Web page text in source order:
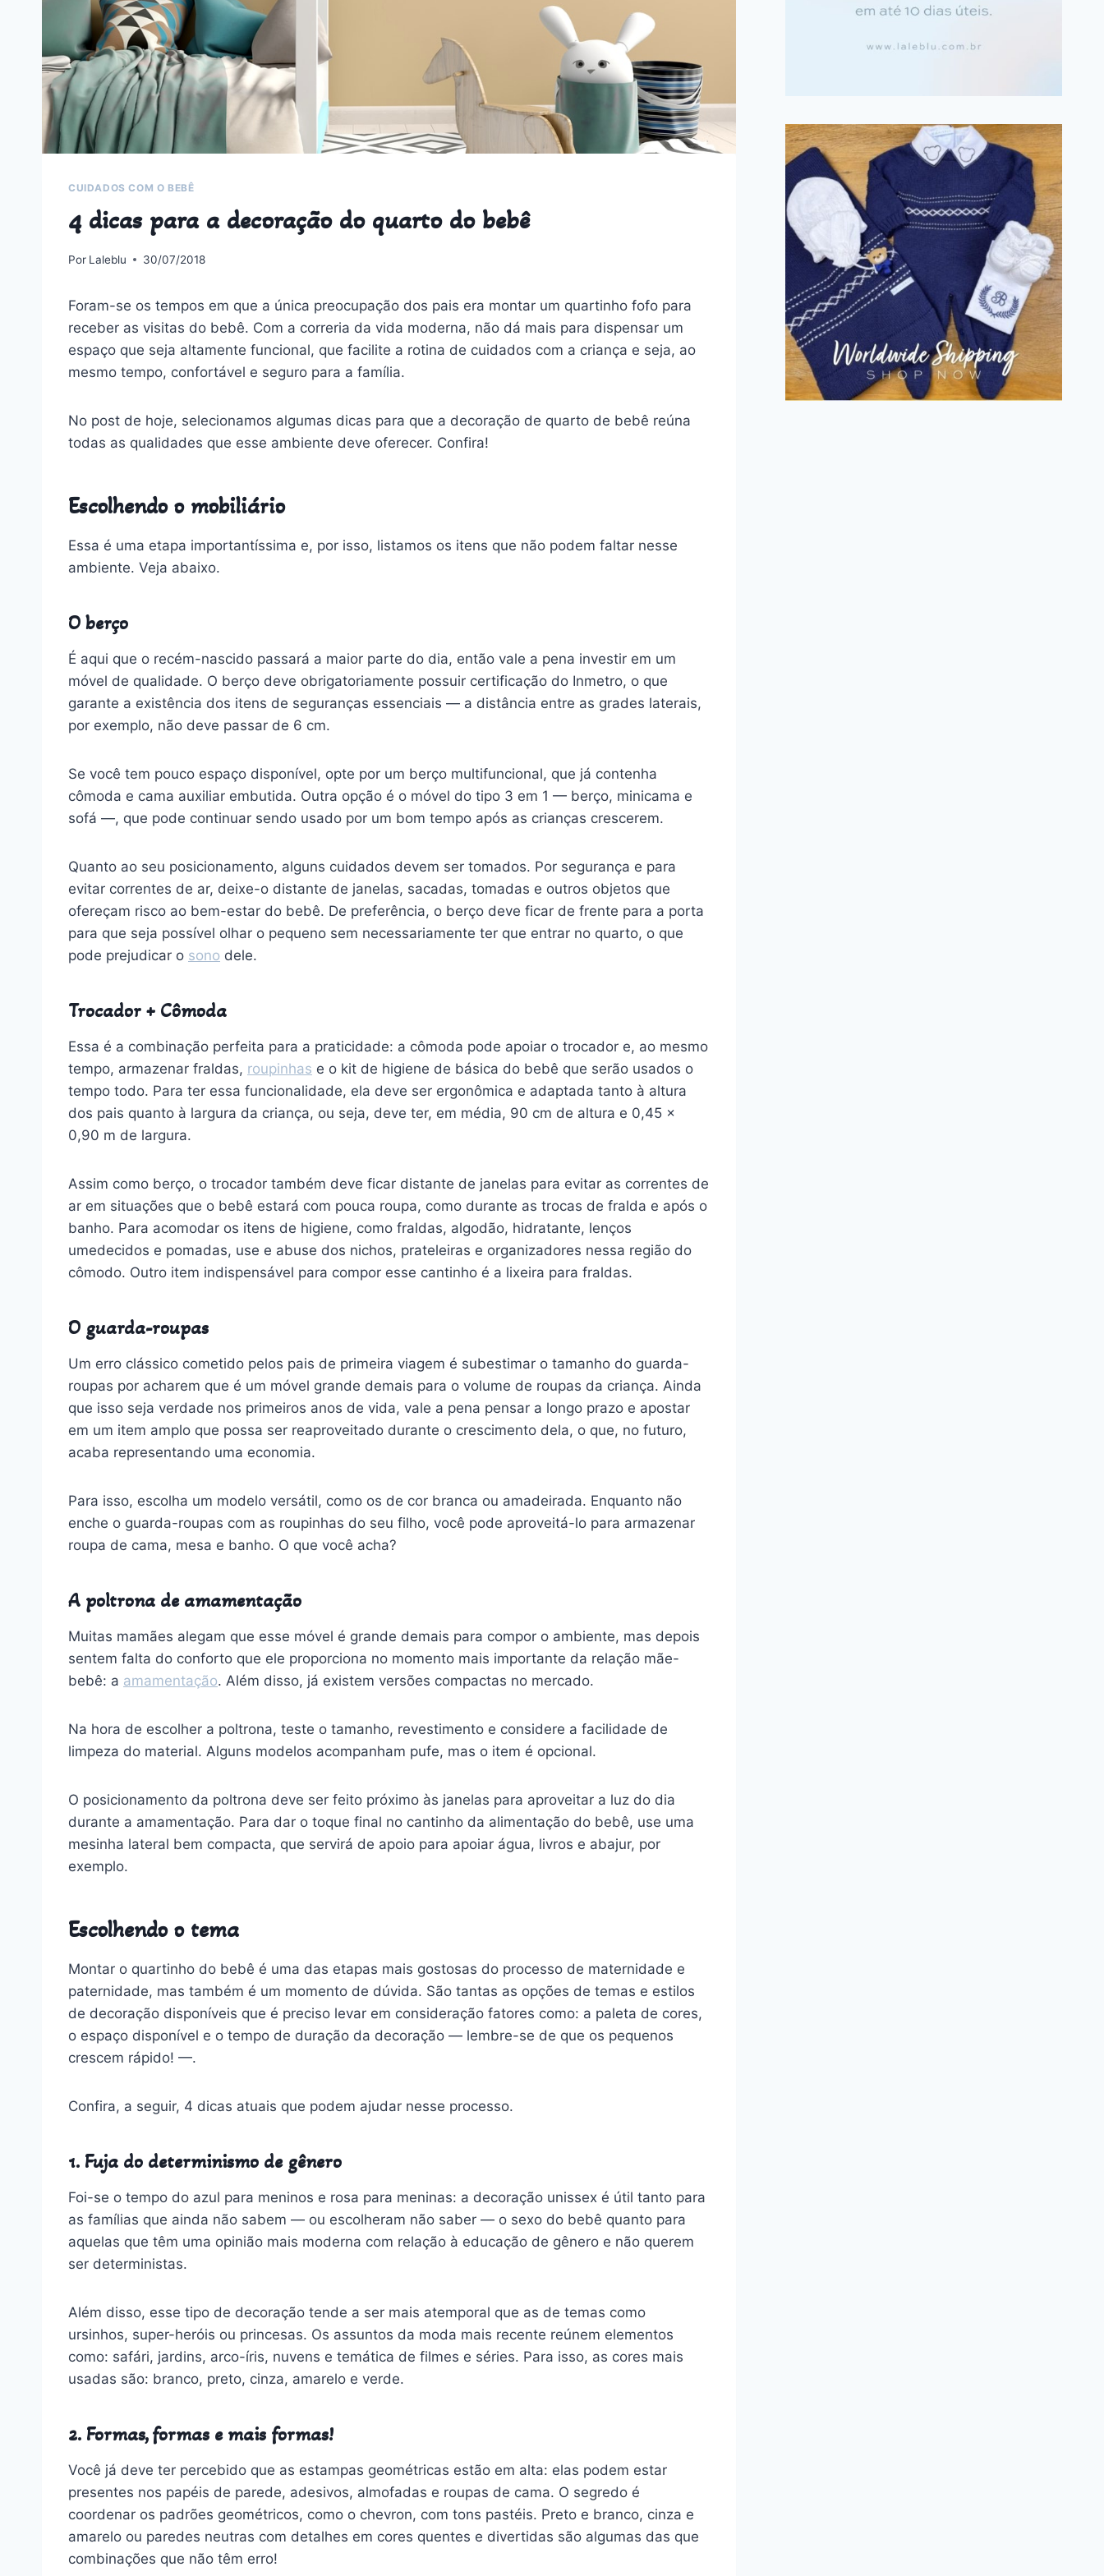
CUIDADOS COM O BEBÊ
4 dicas para a decoração do quarto do bebê
Por Laleblu 30/07/2018
Foram-se os tempos em que a única preocupação dos pais era montar um quartinho fofo para
receber as visitas do bebê. Com a correria da vida moderna, não dá mais para dispensar um
espaço que seja altamente funcional, que facilite a rotina de cuidados com a criança e seja, ao
mesmo tempo, confortável e seguro para a família.
No post de hoje, selecionamos algumas dicas para que a decoração de quarto de bebê reúna
todas as qualidades que esse ambiente deve oferecer. Confira!
Escolhendo o mobiliário
Essa é uma etapa importantíssima e, por isso, listamos os itens que não podem faltar nesse
ambiente. Veja abaixo.
O berço
É aqui que o recém-nascido passará a maior parte do dia, então vale a pena investir em um
móvel de qualidade. O berço deve obrigatoriamente possuir certificação do Inmetro, o que
garante a existência dos itens de seguranças essenciais — a distância entre as grades laterais,
por exemplo, não deve passar de 6 cm.
Se você tem pouco espaço disponível, opte por um berço multifuncional, que já contenha
cômoda e cama auxiliar embutida. Outra opção é o móvel do tipo 3 em 1 — berço, minicama e
sofá —, que pode continuar sendo usado por um bom tempo após as crianças crescerem.
Quanto ao seu posicionamento, alguns cuidados devem ser tomados. Por segurança e para
evitar correntes de ar, deixe-o distante de janelas, sacadas, tomadas e outros objetos que
ofereçam risco ao bem-estar do bebê. De preferência, o berço deve ficar de frente para a porta
para que seja possível olhar o pequeno sem necessariamente ter que entrar no quarto, o que
pode prejudicar o sono dele.
Trocador + Cômoda
Essa é a combinação perfeita para a praticidade: a cômoda pode apoiar o trocador e, ao mesmo
tempo, armazenar fraldas, roupinhas e o kit de higiene de básica do bebê que serão usados o
tempo todo. Para ter essa funcionalidade, ela deve ser ergonômica e adaptada tanto à altura
dos pais quanto à largura da criança, ou seja, deve ter, em média, 90 cm de altura e 0,45 x
0,90 m de largura.
Assim como berço, o trocador também deve ficar distante de janelas para evitar as correntes de
ar em situações que o bebê estará com pouca roupa, como durante as trocas de fralda e após o
banho. Para acomodar os itens de higiene, como fraldas, algodão, hidratante, lenços
umedecidos e pomadas, use e abuse dos nichos, prateleiras e organizadores nessa região do
cômodo. Outro item indispensável para compor esse cantinho é a lixeira para fraldas.
O guarda-roupas
Um erro clássico cometido pelos pais de primeira viagem é subestimar o tamanho do guarda-
roupas por acharem que é um móvel grande demais para o volume de roupas da criança. Ainda
que isso seja verdade nos primeiros anos de vida, vale a pena pensar a longo prazo e apostar
em um item amplo que possa ser reaproveitado durante o crescimento dela, o que, no futuro,
acaba representando uma economia.
Para isso, escolha um modelo versátil, como os de cor branca ou amadeirada. Enquanto não
enche o guarda-roupas com as roupinhas do seu filho, você pode aproveitá-lo para armazenar
roupa de cama, mesa e banho. O que você acha?
A poltrona de amamentação
Muitas mamães alegam que esse móvel é grande demais para compor o ambiente, mas depois
sentem falta do conforto que ele proporciona no momento mais importante da relação mãe-
bebê: a amamentação. Além disso, já existem versões compactas no mercado.
Na hora de escolher a poltrona, teste o tamanho, revestimento e considere a facilidade de
limpeza do material. Alguns modelos acompanham pufe, mas o item é opcional.
O posicionamento da poltrona deve ser feito próximo às janelas para aproveitar a luz do dia
durante a amamentação. Para dar o toque final no cantinho da alimentação do bebê, use uma
mesinha lateral bem compacta, que servirá de apoio para apoiar água, livros e abajur, por
exemplo.
Escolhendo o tema
Montar o quartinho do bebê é uma das etapas mais gostosas do processo de maternidade e
paternidade, mas também é um momento de dúvida. São tantas as opções de temas e estilos
de decoração disponíveis que é preciso levar em consideração fatores como: a paleta de cores,
o espaço disponível e o tempo de duração da decoração — lembre-se de que os pequenos
crescem rápido! —.
Confira, a seguir, 4 dicas atuais que podem ajudar nesse processo.
1. Fuja do determinismo de gênero
Foi-se o tempo do azul para meninos e rosa para meninas: a decoração unissex é útil tanto para
as famílias que ainda não sabem — ou escolheram não saber — o sexo do bebê quanto para
aquelas que têm uma opinião mais moderna com relação à educação de gênero e não querem
ser deterministas.
Além disso, esse tipo de decoração tende a ser mais atemporal que as de temas como
ursinhos, super-heróis ou princesas. Os assuntos da moda mais recente reúnem elementos
como: safári, jardins, arco-íris, nuvens e temática de filmes e séries. Para isso, as cores mais
usadas são: branco, preto, cinza, amarelo e verde.
2. Formas, formas e mais formas!
Você já deve ter percebido que as estampas geométricas estão em alta: elas podem estar
presentes nos papéis de parede, adesivos, almofadas e roupas de cama. O segredo é
coordenar os padrões geométricos, como o chevron, com tons pastéis. Preto e branco, cinza e
amarelo ou paredes neutras com detalhes em cores quentes e divertidas são algumas das que
combinações que não têm erro!